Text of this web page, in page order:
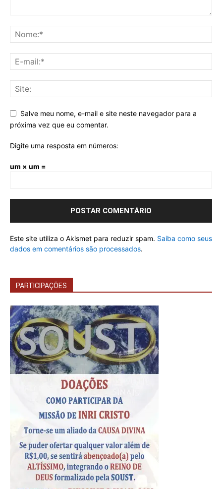
Salve meu nome, e-mail e site neste navegador para a
próxima vez que eu comentar.
Digite uma resposta em números:
um × um =
Este site utiliza o Akismet para reduzir spam. Saiba como seus
dados em comentários são processados.
PARTICIPAÇÕES